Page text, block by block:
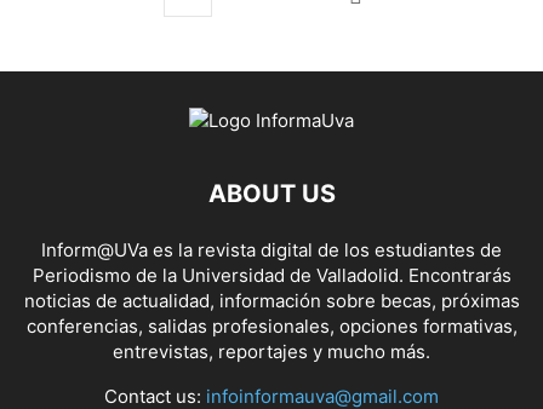
ABOUT US
Inform@UVa es la revista digital de los estudiantes de
Periodismo de la Universidad de Valladolid. Encontrarás
noticias de actualidad, información sobre becas, próximas
conferencias, salidas profesionales, opciones formativas,
entrevistas, reportajes y mucho más.
Contact us: infoinformauva@gmail.com